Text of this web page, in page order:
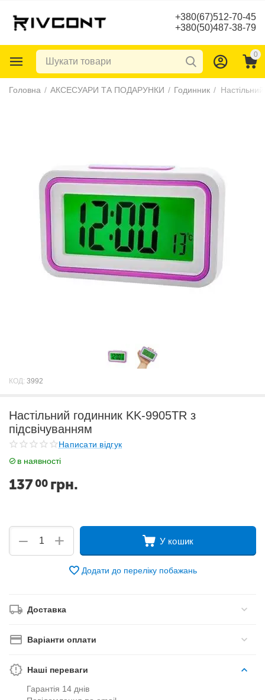
+380(67)512-70-45
+380(50)487-38-79
0
Головна / АКСЕСУАРИ ТА ПОДАРУНКИ / Годинник /
КОД: 3992
Настільний годинник KK-9905TR з
підсвічуванням
Написати відгук
в наявності
137 00 грн.
+
− У кошик
Додати до переліку побажань
Доставка
Варіанти оплати
Наші переваги
Гарантія 14 днів